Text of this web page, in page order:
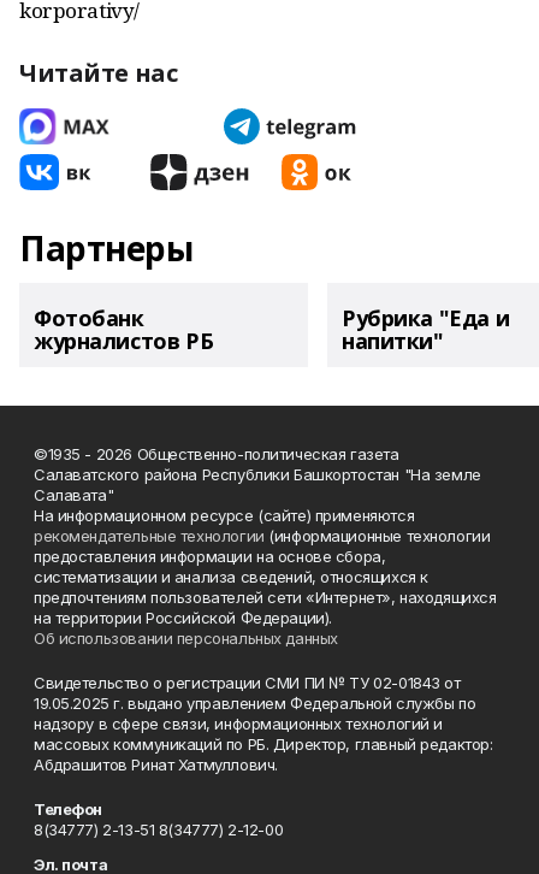
korporativy/
Читайте нас
Партнеры
Фотобанк
журналистов РБ
Рубрика "Еда и
напитки"
©1935 - 2026 Общественно-политическая газета
Салаватского района Республики Башкортостан "На земле
Салавата"
На информационном ресурсе (сайте) применяются
рекомендательные технологии (информационные технологии
предоставления информации на основе сбора,
систематизации и анализа сведений, относящихся к
предпочтениям пользователей сети «Интернет», находящихся
на территории Российской Федерации).
Об использовании персональных данных
Свидетельство о регистрации СМИ ПИ № ТУ 02-01843 от
19.05.2025 г. выдано управлением Федеральной службы по
надзору в сфере связи, информационных технологий и
массовых коммуникаций по РБ. Директор, главный редактор:
Абдрашитов Ринат Хатмуллович.
Телефон
8(34777) 2-13-51 8(34777) 2-12-00
Эл. почта